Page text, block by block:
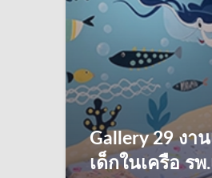
Gallery 29 งา
เด็กในเครือ ร